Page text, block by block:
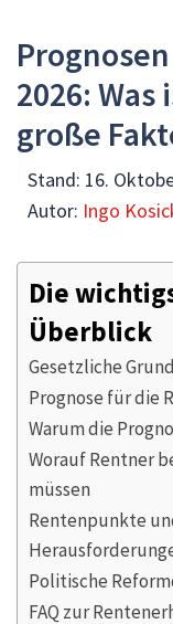
2026:
große
Stand: 16.
Autor: Ingo
Die
Überblick
Gesetzliche
Prognose für die
Warum die
Worauf Rentner
müssen
Rentenpunkte
Politische
FAQ zur